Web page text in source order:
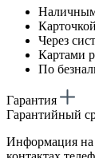
Через
Картами
По
Гарантия
Гарантийный
Информация на